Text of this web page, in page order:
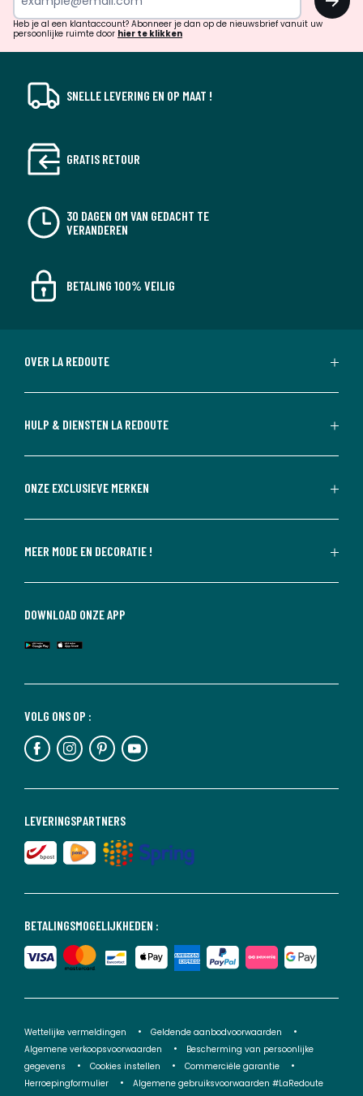
verrassingen?
Heb je al een klantaccount? Abonneer je dan op de nieuwsbrief vanuit uw
persoonlijke ruimte door hier te klikken
SNELLE LEVERING EN OP MAAT !
GRATIS RETOUR
30 DAGEN OM VAN GEDACHT TE
VERANDEREN
BETALING 100% VEILIG
OVER LA REDOUTE
HULP & DIENSTEN LA REDOUTE
ONZE EXCLUSIEVE MERKEN
MEER MODE EN DECORATIE !
BETALINGSMOGELIJKHEDEN :
LEVERINGSPARTNERS
VOLG ONS OP :
DOWNLOAD ONZE APP
Wettelijke vermeldingen
Geldende aanbodvoorwaarden
Algemene verkoopsvoorwaarden
Bescherming van persoonlijke
gegevens
Cookies instellen
Commerciële garantie
Herroepingformulier
Algemene gebruiksvoorwaarden #LaRedoute